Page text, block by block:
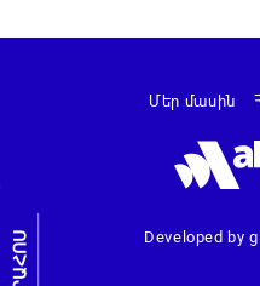
ԼՐԱՀՈՍ Developed by
Մեր մասին